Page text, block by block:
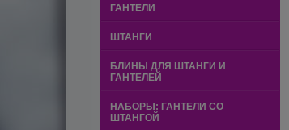
ГАНТЕЛИ
ШТАНГИ
БЛИНЫ ДЛЯ ШТАНГИ И
ГАНТЕЛЕЙ
НАБОРЫ: ГАНТЕЛИ СО
ШТАНГОЙ